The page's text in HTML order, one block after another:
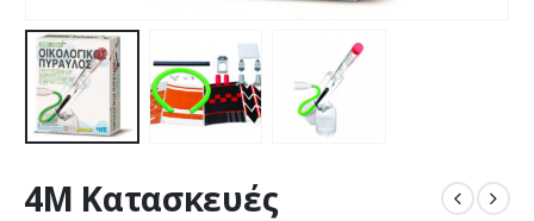
4M Κατασκευές